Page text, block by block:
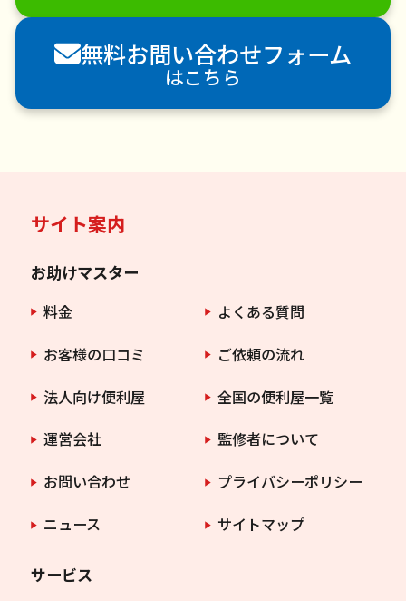
害獣駆除
防草シート施工
ナメクジ駆除
害虫駆除
無料お問い合わせフォーム
はこちら
サイト案内
お助けマスター
料金
よくある質問
お客様の口コミ
ご依頼の流れ
法人向け便利屋
全国の便利屋一覧
運営会社
監修者について
お問い合わせ
プライバシーポリシー
ニュース
サイトマップ
サービス